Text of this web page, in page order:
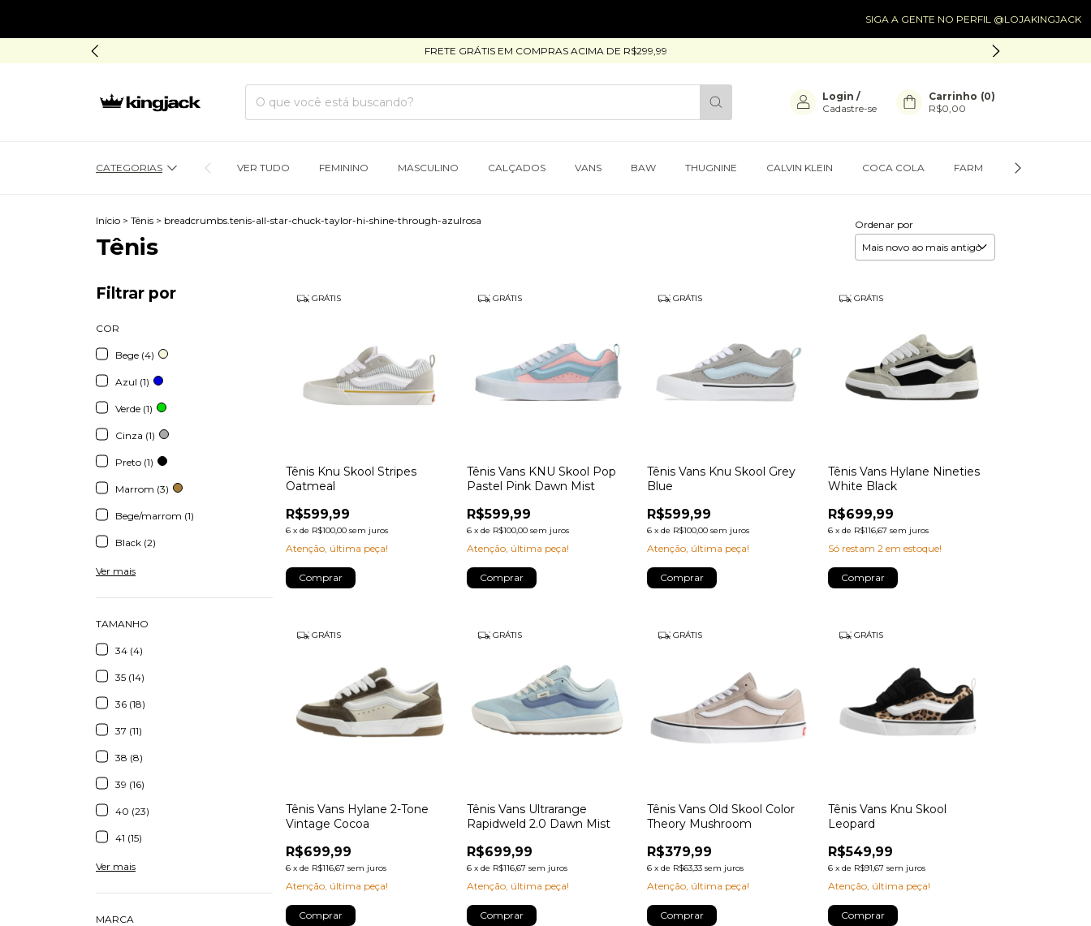
SIGA A GENTE NO PERFIL @LOJAKINGJACK SIGA A
FRETE GRÁTIS EM COMPRAS ACIMA DE R$299,99
Login /
Cadastre-se
Carrinho (0)
R$0,00
CATEGORIAS VER TUDO FEMININO MASCULINO CALÇADOS VANS BAW THUGNINE CALVIN KLEIN COCA COLA FARM PRESENTES
Início > Tênis > breadcrumbs.tenis-all-star-chuck-taylor-hi-shine-through-azulrosa
Tênis
Ordenar por
Filtrar por
COR
Bege (4)
Azul (1)
Verde (1)
Cinza (1)
Preto (1)
Marrom (3)
Bege/marrom (1)
Black (2)
Ver mais
TAMANHO
34 (4)
35 (14)
36 (18)
37 (11)
38 (8)
39 (16)
40 (23)
41 (15)
Ver mais
MARCA
GRÁTIS
Tênis Knu Skool Stripes
Oatmeal
R$599,99
6 xde R$100,00 sem juros
Atenção, última peça!
Comprar
GRÁTIS
Tênis Vans KNU Skool Pop
Pastel Pink Dawn Mist
R$599,99
6 x de R$100,00 sem juros
Atenção, última peça!
Comprar
GRÁTIS
Tênis Vans Knu Skool Grey
Blue
R$599,99
6 xde R$100,00 sem juros
Atenção, última peça!
Comprar
GRÁTIS
Tênis Vans Hylane Nineties
White Black
R$699,99
6 x de R$116,67 sem juros
Só restam 2em estoque!
Comprar
GRÁTIS
Tênis Vans Hylane 2-Tone
Vintage Cocoa
R$699,99
6 xde R$116,67 sem juros
Atenção, última peça!
Comprar
GRÁTIS
Tênis Vans Ultrarange
Rapidweld 2.0 Dawn Mist
R$699,99
6 x de R$116,67 sem juros
Atenção, última peça!
Comprar
GRÁTIS
Tênis Vans Old Skool Color
Theory Mushroom
R$379,99
6 xde R$63,33 sem juros
Atenção, última peça!
Comprar
GRÁTIS
Tênis Vans Knu Skool
Leopard
R$549,99
6 x de R$91,67 sem juros
Atenção, última peça!
Comprar